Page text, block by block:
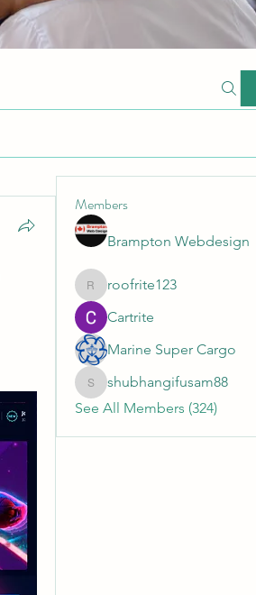
Members
Brampton Webdesign
roofrite123
roofrite123
Cartrite
Marine Super Cargo
shubhangifusam88
shubhangifusam88
See All Members (324)